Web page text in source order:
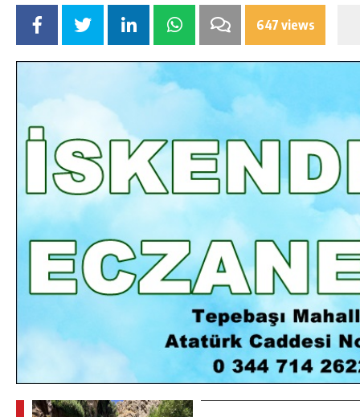
647 views
GÜNLÜK HABER AKIŞI
GÖKSUN HAFIZLIK KIZ KUR’AN KURSU
ÖĞRENCILERINE DARENDE GEZISI.